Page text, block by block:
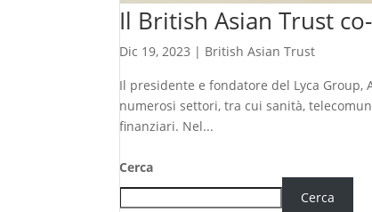
Il British Asian Trust
Dic 19, 2023 | British Asian Trust
Il presidente e fondatore del Lyca
numerosi settori, tra cui sanità,
finanziari. Nel...
Cerca
Cerca